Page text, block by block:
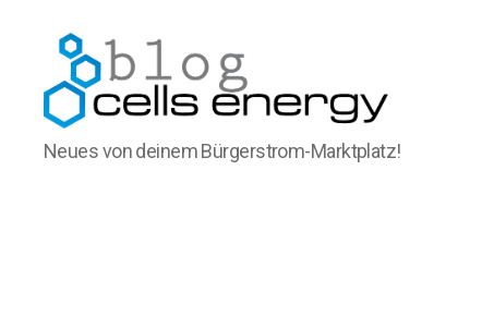
cells
energy
Neues von deinem Bürgerstrom-Marktplatz!